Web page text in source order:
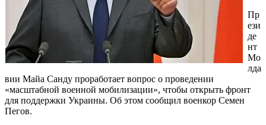
Пр
ези
де
нт
Мо
лда
вии Майа Санду проработает вопрос о проведении
«масштабной военной мобилизации», чтобы открыть фронт
для поддержки Украины. Об этом сообщил военкор Семен
Пегов.